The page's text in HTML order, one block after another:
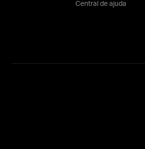
Central de ajuda